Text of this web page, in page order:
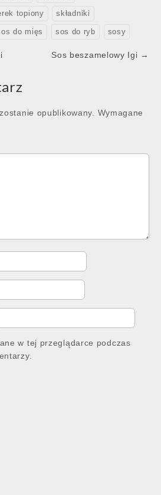
topiony składniki
do mięs sos do ryb sosy
Sos beszamelowy Igi →
opublikowany.
Wymagane
w tej przeglądarce podczas